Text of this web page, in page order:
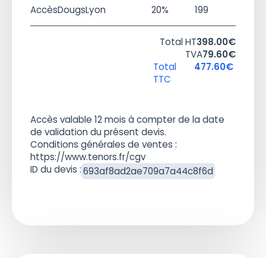
AccèsDougsLyon 20% 199
Total HT398.00€
TVA79.60€
Total
TTC
477.60€
Accès valable 12 mois à compter de la date
de validation du présent devis.
Conditions générales de ventes :
https://www.tenors.fr/cgv
ID du devis :693af8ad2ae709a7a44c8f6d